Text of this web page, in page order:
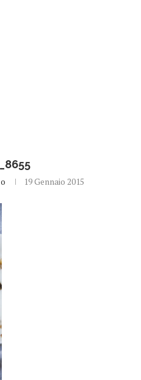
19 Gennaio 2015